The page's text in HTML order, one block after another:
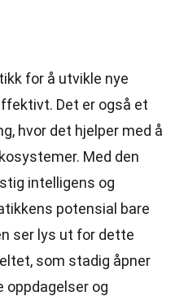
for å utvikle nye
Det er også et
hvor det hjelper med å
Med den
intelligens og
potensial bare
ser lys ut for dette
som stadig åpner
oppdagelser og